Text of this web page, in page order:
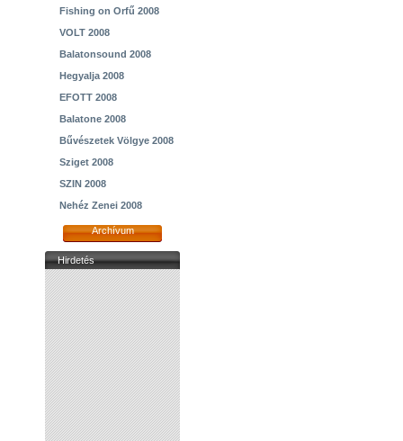
Fishing on Orfű 2008
VOLT 2008
Balatonsound 2008
Hegyalja 2008
EFOTT 2008
Balatone 2008
Bűvészetek Völgye 2008
Sziget 2008
SZIN 2008
Nehéz Zenei 2008
Archívum
Hirdetés